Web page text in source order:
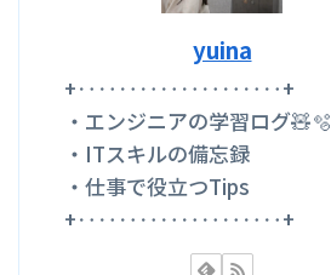
yuina
+‥‥‥‥‥‥‥‥‥‥+
・エンジニアの学習ログ🧸🫧
・ITスキルの備忘録
・仕事で役立つTips
+‥‥‥‥‥‥‥‥‥‥+